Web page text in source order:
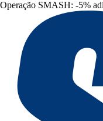
Operação SMASH: -5%